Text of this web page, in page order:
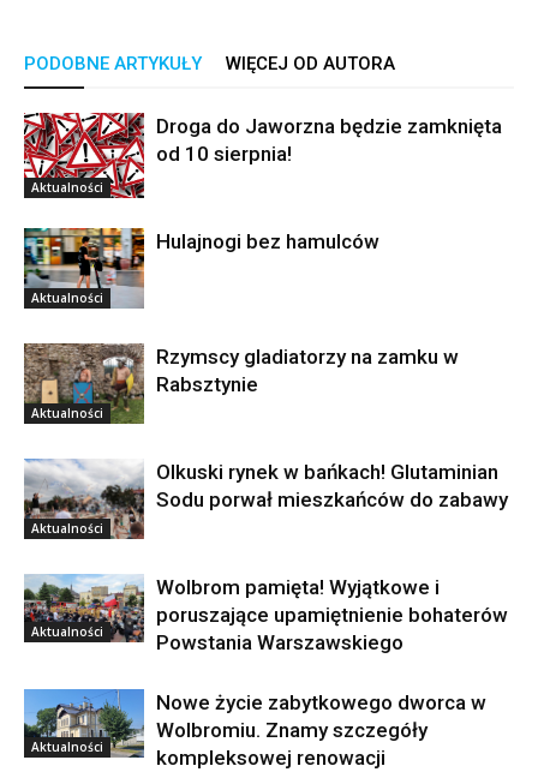
PODOBNE ARTYKUŁY WIĘCEJ OD AUTORA
Aktualności
Droga do Jaworzna będzie zamknięta
od 10 sierpnia!
Aktualności
Hulajnogi bez hamulców
Aktualności
Rzymscy gladiatorzy na zamku w
Rabsztynie
Aktualności
Olkuski rynek w bańkach! Glutaminian
Sodu porwał mieszkańców do zabawy
Aktualności
Wolbrom pamięta! Wyjątkowe i
poruszające upamiętnienie bohaterów
Powstania Warszawskiego
Aktualności
Nowe życie zabytkowego dworca w
Wolbromiu. Znamy szczegóły
kompleksowej renowacji